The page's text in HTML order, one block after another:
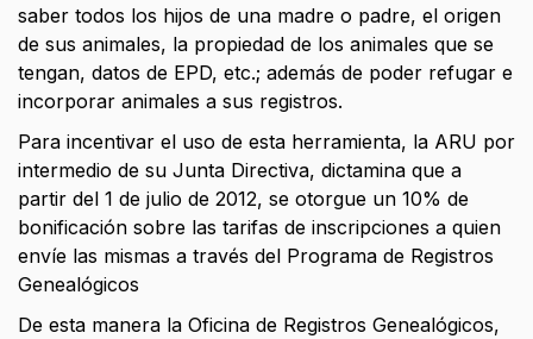
saber todos los hijos de una madre o padre, el origen
de sus animales, la propiedad de los animales que se
tengan, datos de EPD, etc.; además de poder refugar e
incorporar animales a sus registros.
Para incentivar el uso de esta herramienta, la ARU por
intermedio de su Junta Directiva, dictamina que a
partir del 1 de julio de 2012, se otorgue un 10% de
bonificación sobre las tarifas de inscripciones a quien
envíe las mismas a través del Programa de Registros
Genealógicos
De esta manera la Oficina de Registros Genealógicos,